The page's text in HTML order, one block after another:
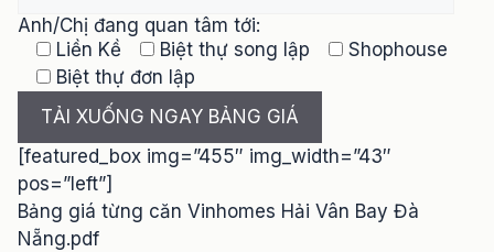
Anh/Chị đang quan tâm tới:
Liền Kề
Biệt thự song lập
Shophouse
Biệt thự đơn lập
[featured_box img=”455″ img_width=”43″
pos=”left”]
Bảng giá từng căn Vinhomes Hải Vân Bay Đà
Nẵng.pdf